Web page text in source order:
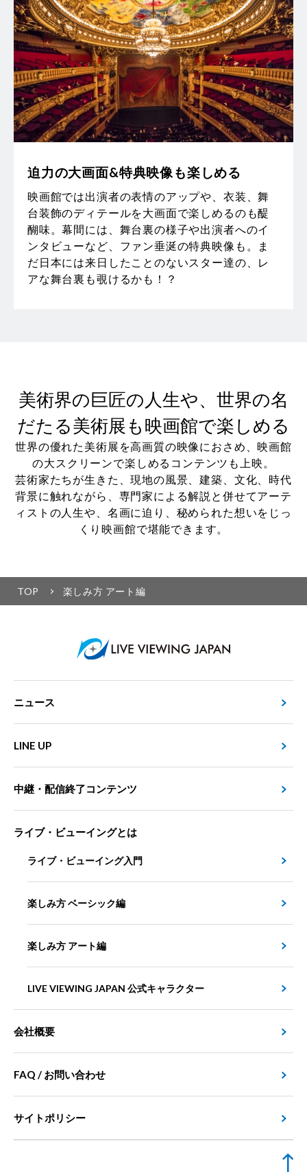
迫力の大画面&特典映像も楽しめる
映画館では出演者の表情のアップや、衣装、舞
台装飾のディテールを大画面で楽しめるのも醍
醐味。幕間には、舞台裏の様子や出演者へのイ
ンタビューなど、ファン垂涎の特典映像も。ま
だ日本には来日したことのないスター達の、レ
アな舞台裏も覗けるかも！？
美術界の巨匠の人生や、世界の名
だたる美術展も映画館で楽しめる
世界の優れた美術展を高画質の映像におさめ、映画館
の大スクリーンで楽しめるコンテンツも上映。
芸術家たちが生きた、現地の風景、建築、文化、時代
背景に触れながら、専門家による解説と併せてアーテ
ィストの人生や、名画に迫り、秘められた想いをじっ
くり映画館で堪能できます。
TOP 楽しみ方 アート編
ニュース
LINE UP
中継・配信終了コンテンツ
ライブ・ビューイングとは
ライブ・ビューイング入門
楽しみ方 ベーシック編
楽しみ方 アート編
LIVE VIEWING JAPAN 公式キャラクター
会社概要
FAQ / お問い合わせ
サイトポリシー